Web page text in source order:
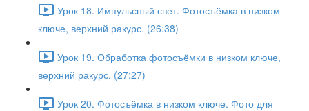
Урок 18. Импульсный свет. Фотосъёмка в низком
ключе, верхний ракурс. (26:38)
Урок 19. Обработка фотосъёмки в низком ключе,
верхний ракурс. (27:27)
Урок 20. Фотосъёмка в низком ключе. Фото для